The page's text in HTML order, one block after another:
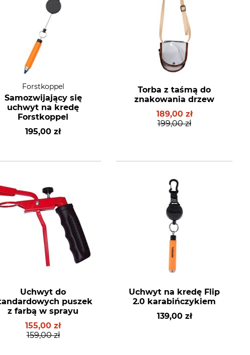
Forstkoppel
Samozwijający się
uchwyt na kredę
Forstkoppel
195,00 zł
Torba z taśmą do
znakowania drzew
189,00 zł
199,00 zł
Uchwyt do
puszek
z farbą w sprayu
155,00 zł
159,00 zł
Uchwyt na kredę Flip
2.0 karabińczykiem
139,00 zł